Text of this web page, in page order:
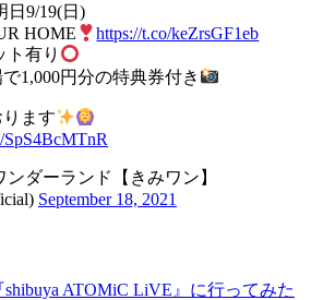
日9/19(日)
HOME
https://t.co/keZrsGF1eb
ト有り
1,000円分の特典券付き
ます
ダーランド【きみワン】
September 18, 2021
shibuya ATOMiC LiVE』に行ってみた